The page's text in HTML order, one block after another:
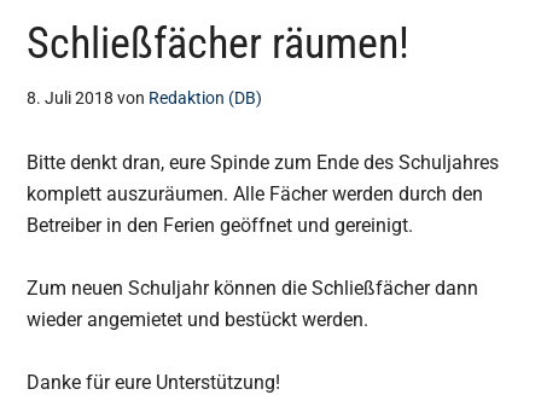
St.
Ursula
Realschule
Attendorn
Kompetenz,
Persönlichkeit,
Chancen
Schließfächer räumen!
8. Juli 2018 von Redaktion (DB)
Bitte denkt dran, eure Spinde zum Ende des Schuljahres
komplett auszuräumen. Alle Fächer werden durch den
Betreiber in den Ferien geöffnet und gereinigt.
Zum neuen Schuljahr können die Schließfächer dann
wieder angemietet und bestückt werden.
Danke für eure Unterstützung!